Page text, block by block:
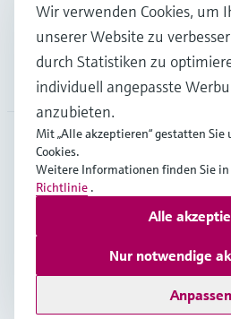
Support
Unternehmen
GLB•Deutsch
Copyright © Endress+Hauser
Nutzungsbedingungen
Rechtliches – AGB
Wir verwenden Cookies, um
unserer Website zu
durch Statistiken zu
individuell angepasste
anzubieten.
Mit „Alle akzeptieren“ gestatten Sie
Cookies.
Weitere Informationen finden Sie
Richtlinie .
Anpassen
Nur notwendige
Alle